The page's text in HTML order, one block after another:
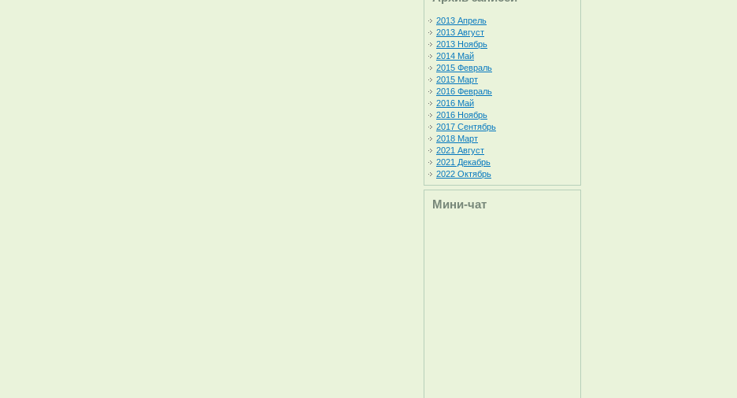
2013 Апрель
2013 Август
2013 Ноябрь
2014 Май
2015 Февраль
2015 Март
2016 Февраль
2016 Май
2016 Ноябрь
2017 Сентябрь
2018 Март
2021 Август
2021 Декабрь
2022 Октябрь
Мини-чат